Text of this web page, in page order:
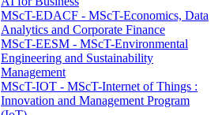
MScT-EDACF - MScT-Economics, Data
Analytics and Corporate Finance
MScT-EESM - MScT-Environmental
Engineering and Sustainability
Management
MScT-IOT - MScT-Internet of Things :
Innovation and Management Program